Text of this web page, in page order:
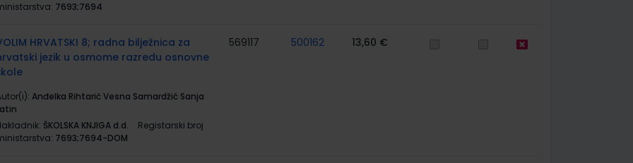
7693;7694
HRVATSKI 8; radna bilježnica za
jezik u osmome razredu osnovne
Anđelka Rihtarić Vesna Samardžić Sanja
ŠKOLSKA KNJIGA d.d.
Registarski broj
7693;7694-DOM
569117 500162 13,60 €